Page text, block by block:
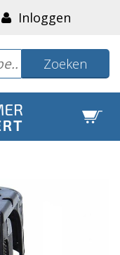
Inloggen
Zoeken